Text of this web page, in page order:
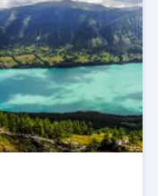
ชหิซาร์ - นครใต้ดิน -
วเวอร์รี่ - โรงงาน
)
ดูรายละเอียด
รหัส24354